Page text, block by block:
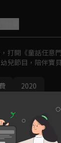
打開《童話任意
兒節目，陪伴寶
2020